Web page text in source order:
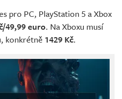
pro PC, PlayStation 5 a Xbox
49,99 euro. Na Xboxu musí
konkrétně 1429 Kč.